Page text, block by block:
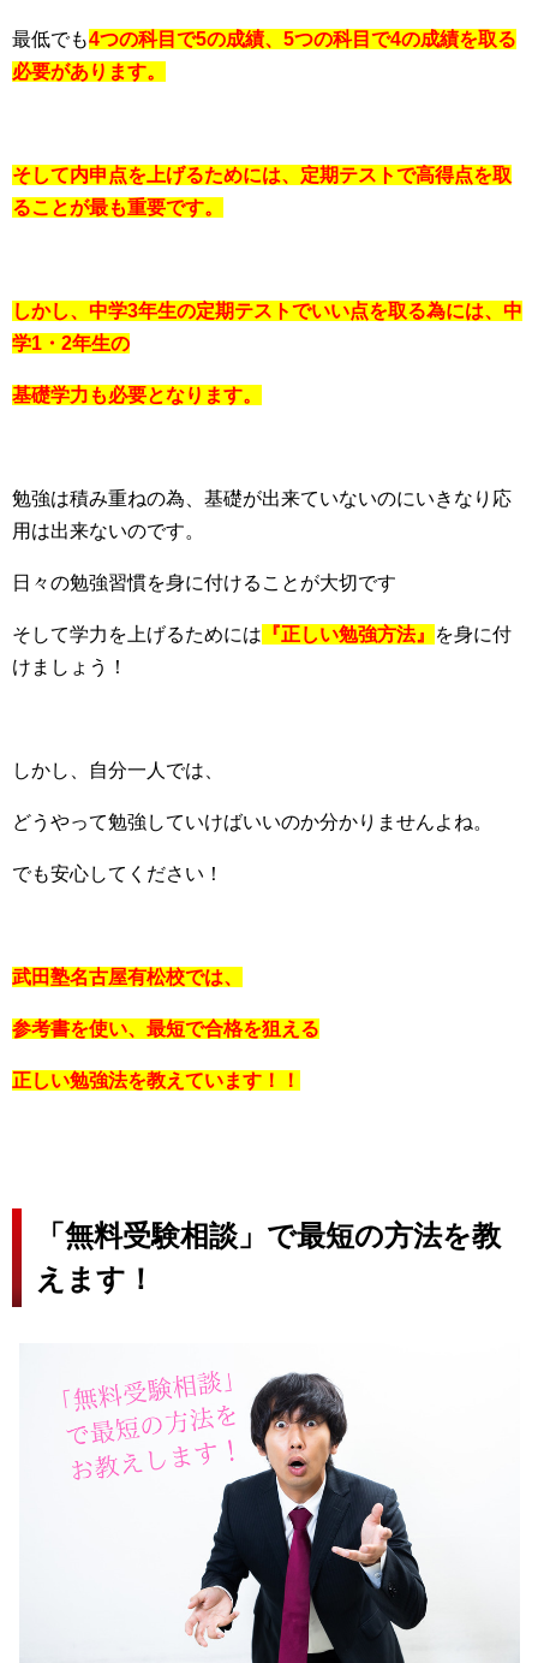
最低でも4つの科目で5の成績、5つの科目で4の成績を取る
必要があります。
そして内申点を上げるためには、定期テストで高得点を取
ることが最も重要です。
しかし、中学3年生の定期テストでいい点を取る為には、中
学1・2年生の
基礎学力も必要となります。
勉強は積み重ねの為、基礎が出来ていないのにいきなり応
用は出来ないのです。
日々の勉強習慣を身に付けることが大切です
そして学力を上げるためには 『正しい勉強方法』
を身に付
けましょう！
しかし、自分一人では、
どうやって勉強していけばいいのか分かりませんよね。
でも安心してください！
武田塾名古屋有松校では、
参考書を使い、最短で合格を狙える
正しい勉強法を教えています！！
「無料受験相談」で最短の方法を教
えます！